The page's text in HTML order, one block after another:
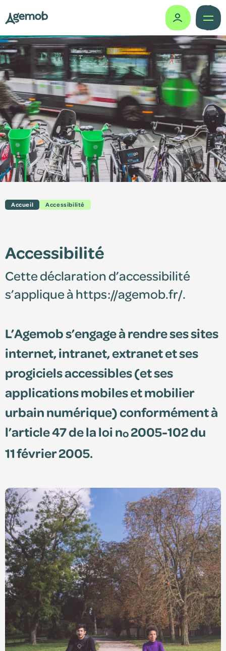
Missions
Histoire
Gouvernance
Actes administratifs
Le vélo partagé
Comité des usagers
Études & travaux
Édition 2025
Édition 2024
Espace adhérent
Consultez le centre de ressources et retrouvez
vos documents personnalisés.
Devenir adhérent
Accueil Accessibilité
Accessibilité
Cette déclaration d’accessibilité
s’applique à https://agemob.fr/.
L’Agemobs’engage à rendre ses sites
internet, intranet, extranet et ses
progiciels accessibles (et ses
applications mobiles et mobilier
urbain numérique) conformément à
l’article 47 de la loi no2005-102 du
11 février 2005.